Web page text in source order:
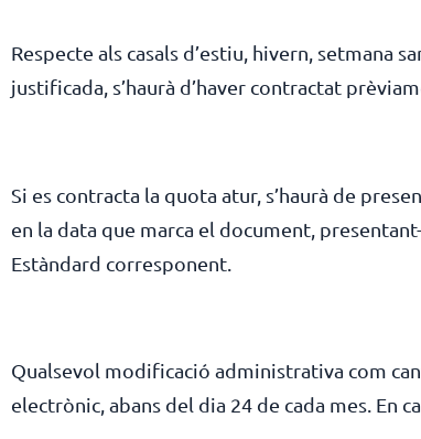
Respecte als casals d’estiu, hivern, setmana
justificada, s’haurà d’haver contractat
Si es contracta la quota atur, s’haurà de
en la data que marca el document,
Estàndard corresponent.
Qualsevol modificació administrativa com
electrònic, abans del dia 24 de cada mes. En